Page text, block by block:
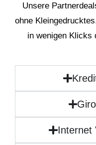
Unsere
ohne
in wenigen Klicks
Internet